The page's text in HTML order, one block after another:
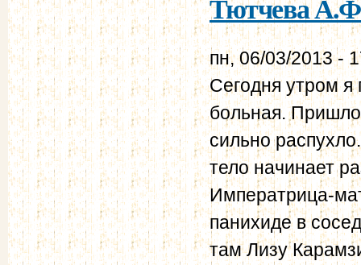
пн, 06/03/2013 -
Сегодня утром я
больная.
сильно
тело начинает
Императрица-
панихиде в
там Лизу